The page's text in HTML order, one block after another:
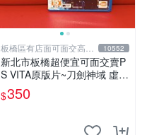
板橋區有店面可面交高價
回收電玩
10552
新北市板橋超便宜可面交賣P
S VITA原版片~刀劍神域 虛空
幻界 中文版~~實體店面可面
交
$350